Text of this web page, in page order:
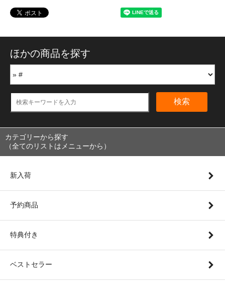
ほかの商品を探す
検索
カテゴリーから探す
（全てのリストはメニューから）
新入荷
予約商品
特典付き
ベストセラー